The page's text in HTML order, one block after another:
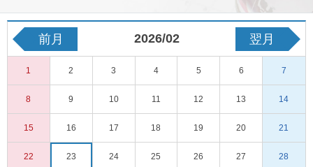
前月 2026/02 翌月
1 2 3 4 5 6 7
8 9 10 11 12 13 14
15 16 17 18 19 20 21
22 23 24 25 26 27 28